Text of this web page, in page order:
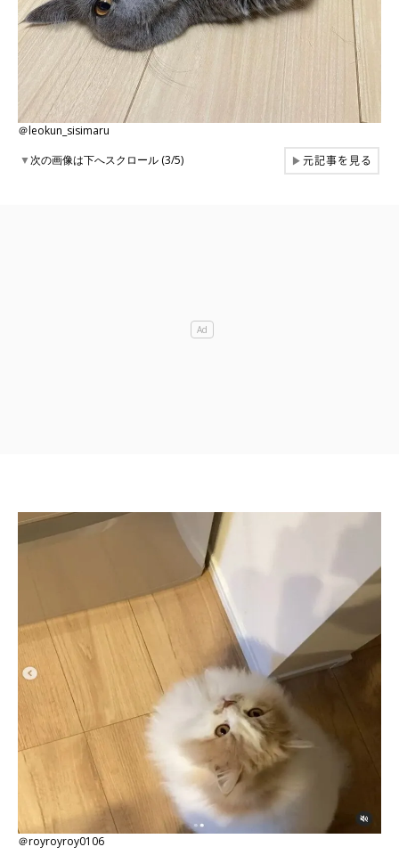
＠leokun_sisimaru
▼次の画像は下へスクロール (3/5) ▶元記事を見る
＠royroyroy0106